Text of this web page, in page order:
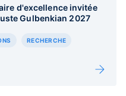
d'excellence invitée
Gulbenkian 2027
RECHERCHE